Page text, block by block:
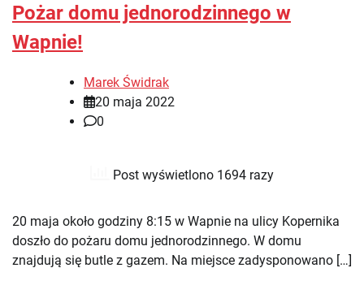
Pożar domu jednorodzinnego w
Wapnie!
Marek Świdrak
20 maja 2022
0
Post wyświetlono 1694 razy
20 maja około godziny 8:15 w Wapnie na ulicy Kopernika
doszło do pożaru domu jednorodzinnego. W domu
znajdują się butle z gazem. Na miejsce zadysponowano […]